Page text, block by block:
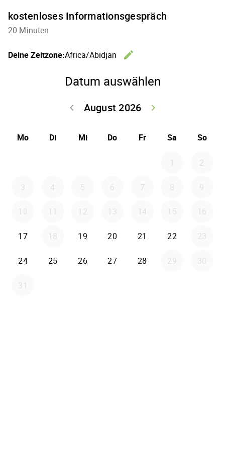
kostenloses Informationsgespräch
20 Minuten
Deine Zeitzone:Africa/Abidjan
edit
Datum auswählen
August 2026
keyboard_arrow_left
keyboard_arrow_right
Mo Di Mi Do Fr Sa So
1 2
3 4 5 6 7 8 9
10 11 12 13 14 15 16
17 18 19 20 21 22 23
24 25 26 27 28 29 30
31